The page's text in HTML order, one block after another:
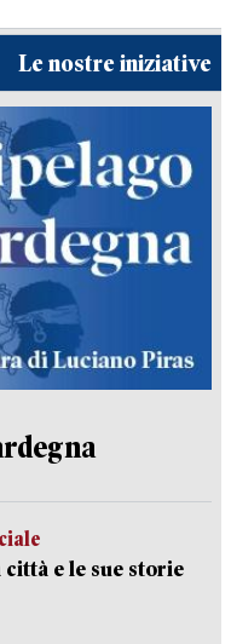
Le nostre iniziative
città e le sue storie